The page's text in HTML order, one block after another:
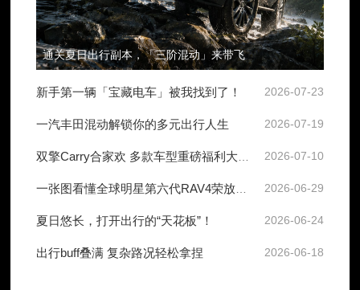
通关夏日出行副本，「三阶混动」来带飞
2026-07-23
新手第一辆「宝藏电车」被我找到了！
2026-07-19
一汽丰田混动解锁你的多元出行人生
2026-07-10
双擎Carry合家欢 多款车型重磅福利大放送！
2026-06-29
一张图看懂全球明星第六代RAV4荣放的SUV四驱技术
2026-06-24
夏日悠长，打开出行的“天花板”！
2026-06-18
出行buff叠满 复杂路况轻松拿捏